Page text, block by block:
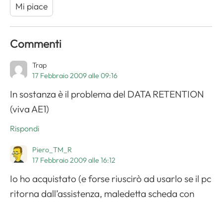
Mi piace
Commenti
Trap
17 Febbraio 2009 alle 09:16
In sostanza è il problema del DATA RETENTION
(viva AE1)
Rispondi
Piero_TM_R
17 Febbraio 2009 alle 16:12
Io ho acquistato (e forse riuscirò ad usarlo se il pc
ritorna dall’assistenza, maledetta scheda con